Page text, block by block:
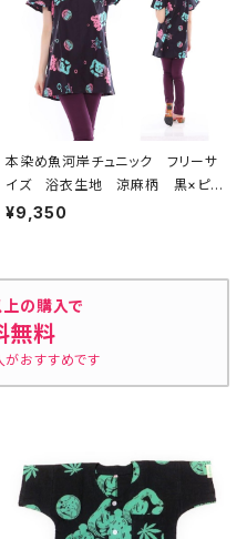
本染め魚河岸チュニック フリーサ
イズ 浴衣生地 涼麻柄 黒×ピン
ク・水色グラデーション 日本製 注
¥9,350
の購入で
無料
がおすすめです